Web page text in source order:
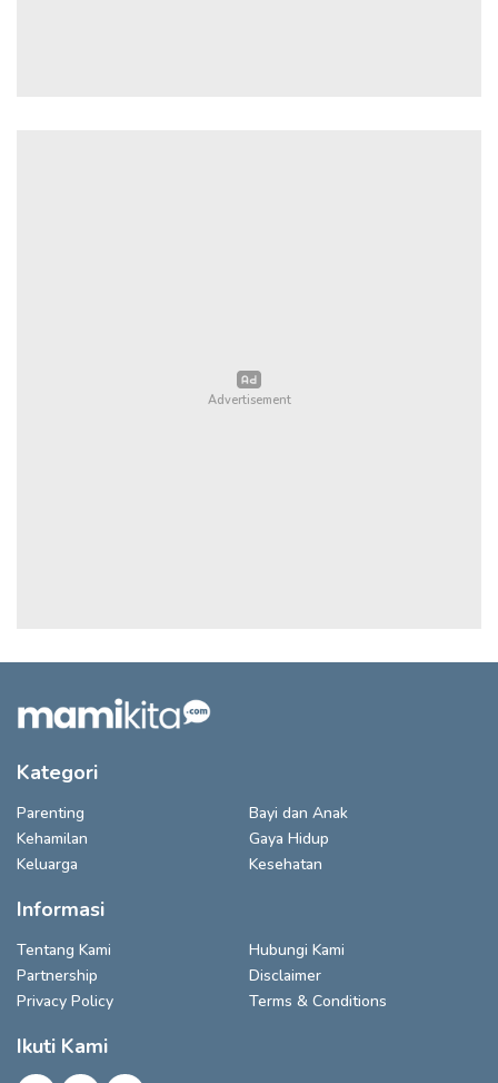
Kategori
Parenting
Bayi dan Anak
Kehamilan
Gaya Hidup
Keluarga
Kesehatan
Informasi
Tentang Kami
Hubungi Kami
Partnership
Disclaimer
Privacy Policy
Terms & Conditions
Ikuti Kami